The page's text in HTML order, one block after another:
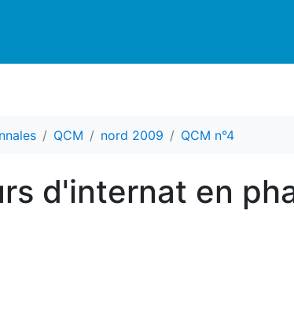
QCM nord 2009 QCM n°4
d'internat en